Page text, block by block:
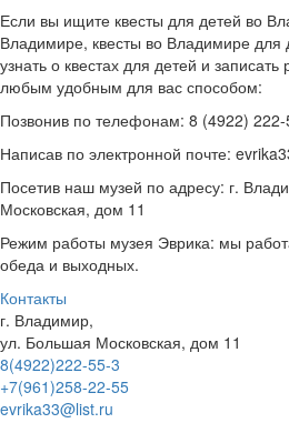
Если вы ищите квесты для детей во
Владимире, квесты во Владимире для
узнать о квестах для детей и
любым удобным для вас способом:
Позвонив по телефонам: 8 (4922)
Написав по электронной почте:
Посетив наш музей по адресу: г.
Московская, дом 11
Режим работы музея Эврика: мы
обеда и выходных.
Контакты
г. Владимир,
ул. Большая Московская, дом 11
8(4922)222-55-3
+7(961)258-22-55
evrika33@list.ru